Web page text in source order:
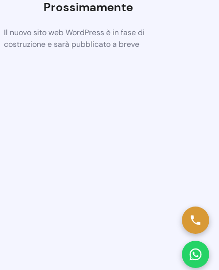
Prossimamente
Il nuovo sito web WordPress è in fase di
costruzione e sarà pubblicato a breve